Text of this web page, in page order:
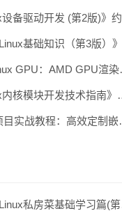
动开发 (第2版)》约翰·马迪厄 pdf电子书[44MB]
基础知识（第3版）》沈超 pdf电子书[8MB]
：AMD GPU渲染与AI技术实践 pdf电子书[7MB]
模块开发技术指南》叶常华 pdf电子书[14MB]
程：高效定制嵌入式Linux系统 pdf电子书[98MB]
房菜基础学习篇(第四版)电子书PDF [11MB]